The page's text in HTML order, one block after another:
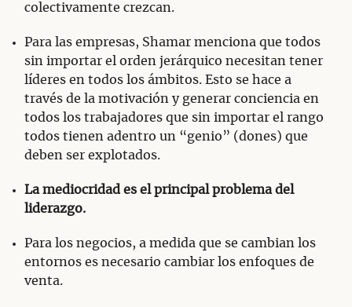
colectivamente crezcan.
Para las empresas, Shamar menciona que todos
sin importar el orden jerárquico necesitan tener
líderes en todos los ámbitos. Esto se hace a
través de la motivación y generar conciencia en
todos los trabajadores que sin importar el rango
todos tienen adentro un “genio” (dones) que
deben ser explotados.
La mediocridad es el principal problema del
liderazgo.
Para los negocios, a medida que se cambian los
entornos es necesario cambiar los enfoques de
venta.